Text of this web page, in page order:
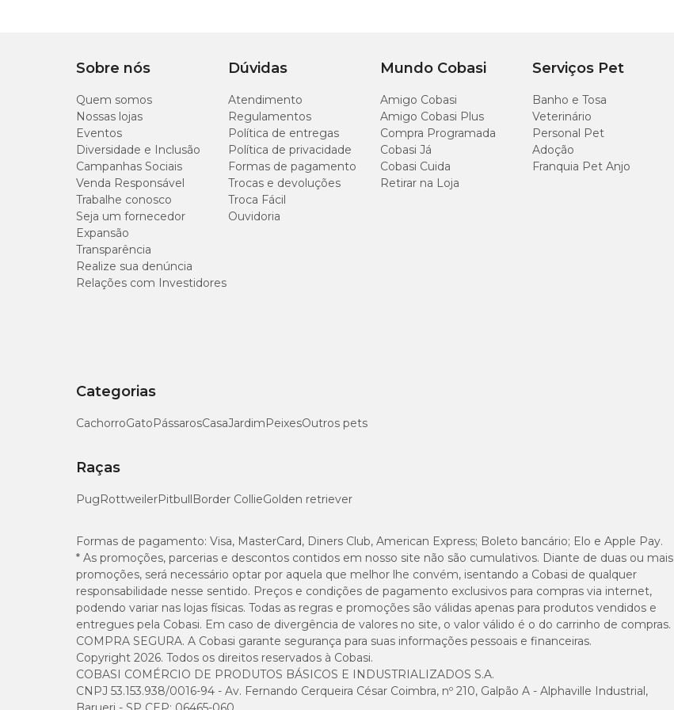
Tipo da guia Tradicional
Indicação Indicada para passeios
Sobre nós
Quem somos
Nossas lojas
Eventos
Diversidade e Inclusão
Campanhas Sociais
Venda Responsável
Trabalhe conosco
Seja um fornecedor
Expansão
Transparência
Realize sua denúncia
Relações com Investidores
Dúvidas
Atendimento
Regulamentos
Política de entregas
Política de privacidade
Formas de pagamento
Trocas e devoluções
Troca Fácil
Ouvidoria
Mundo Cobasi
Amigo Cobasi
Amigo Cobasi Plus
Compra Programada
Cobasi Já
Cobasi Cuida
Retirar na Loja
Serviços Pet
Banho e Tosa
Veterinário
Personal Pet
Adoção
Franquia Pet Anjo
Categorias
CachorroGatoPássarosCasaJardimPeixesOutros pets
Raças
PugRottweilerPitbullBorder CollieGolden retriever
Formas de pagamento: Visa, MasterCard, Diners Club, American Express; Boleto bancário; Elo e Apple Pay.
* As promoções, parcerias e descontos contidos em nosso site não são cumulativos. Diante de duas ou mais
promoções, será necessário optar por aquela que melhor lhe convém, isentando a Cobasi de qualquer
responsabilidade nesse sentido. Preços e condições de pagamento exclusivos para compras via internet,
podendo variar nas lojas físicas. Todas as regras e promoções são válidas apenas para produtos vendidos e
entregues pela Cobasi. Em caso de divergência de valores no site, o valor válido é o do carrinho de compras.
COMPRA SEGURA. A Cobasi garante segurança para suas informações pessoais e financeiras.
Copyright 2026. Todos os direitos reservados à Cobasi.
COBASI COMÉRCIO DE PRODUTOS BÁSICOS E INDUSTRIALIZADOS S.A.
CNPJ 53.153.938/0016-94 - Av. Fernando Cerqueira César Coimbra, nº 210, Galpão A - Alphaville Industrial,